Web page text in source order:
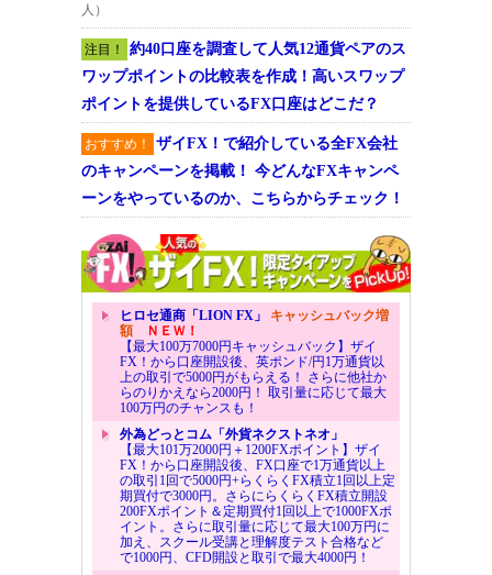
人）
注目！
約40口座を調査して人気12通貨ペアのス
ワップポイントの比較表を作成！高いスワップ
ポイントを提供しているFX口座はどこだ？
おすすめ！
ザイFX！で紹介している全FX会社
のキャンペーンを掲載！ 今どんなFXキャンペ
ーンをやっているのか、こちらからチェック！
ヒロセ通商「LION FX」 キャッシュバック増
額ＮＥＷ！
【最大100万7000円キャッシュバック】ザイ
FX！から口座開設後、英ポンド/円1万通貨以
上の取引で5000円がもらえる！ さらに他社か
らのりかえなら2000円！ 取引量に応じて最大
100万円のチャンスも！
外為どっとコム「外貨ネクストネオ」
【最大101万2000円＋1200FXポイント】ザイ
FX！から口座開設後、FX口座で1万通貨以上
の取引1回で5000円+らくらくFX積立1回以上定
期買付で3000円。さらにらくらくFX積立開設
200FXポイント＆定期買付1回以上で1000FXポ
イント。さらに取引量に応じて最大100万円に
加え、スクール受講と理解度テスト合格など
で1000円、CFD開設と取引で最大4000円！